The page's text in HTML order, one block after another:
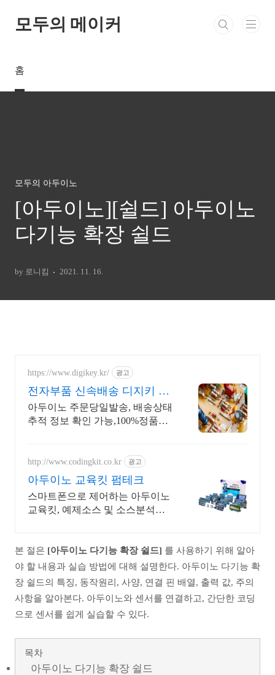
모두의 메이커
홈
모두의 아두이노
[아두이노][쉴드] 아두이노
다기능 확장 쉴드
by 로니킴 2021. 11. 16.
https://www.digikey.kr/ 광고
전자부품 신속배송 디지키 6
만원이상 무료배송,당일발송
아두이노 주문당일발송, 배송상태
추적 정보 확인 가능,100%정품판
http://www.codingkit.co.kr 광고
아두이노 교육킷 펌테크
스마트폰으로 제어하는 아두이노
교육킷, 예제소스 및 소스분석이
본 절은 [아두이노 다기능 확장 쉴드] 를 사용하기 위해 알아
야 할 내용과 실습 방법에 대해 설명한다. 아두이노 다기능 확
장 쉴드의 특징, 동작원리, 사양, 연결 핀 배열, 출력 값, 주의
사항을 알아본다. 아두이노와 센서를 연결하고, 간단한 코딩
으로 센서를 쉽게 실습할 수 있다.
목차
아두이노 다기능 확장 쉴드